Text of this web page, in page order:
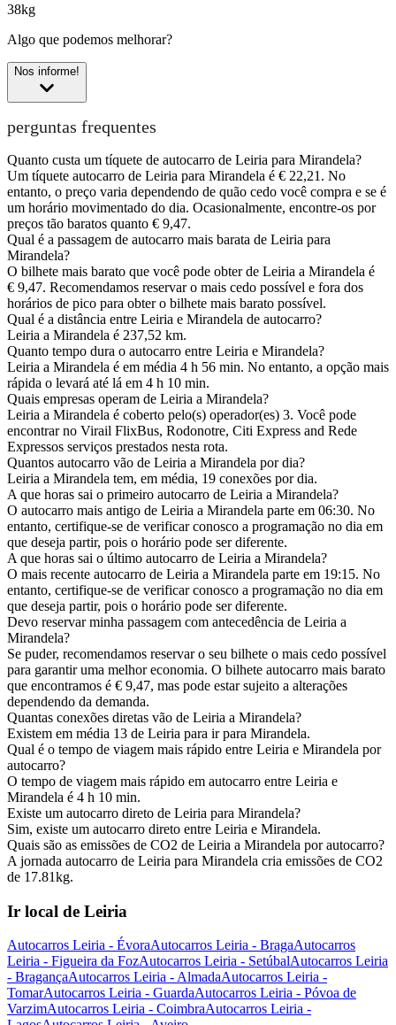
38kg
Algo que podemos melhorar?
Nos informe!
perguntas frequentes
Quanto custa um tíquete de autocarro de Leiria para Mirandela?
Um tíquete autocarro de Leiria para Mirandela é € 22,21. No
entanto, o preço varia dependendo de quão cedo você compra e se é
um horário movimentado do dia. Ocasionalmente, encontre-os por
preços tão baratos quanto € 9,47.
Qual é a passagem de autocarro mais barata de Leiria para
Mirandela?
O bilhete mais barato que você pode obter de Leiria a Mirandela é
€ 9,47. Recomendamos reservar o mais cedo possível e fora dos
horários de pico para obter o bilhete mais barato possível.
Qual é a distância entre Leiria e Mirandela de autocarro?
Leiria a Mirandela é 237,52 km.
Quanto tempo dura o autocarro entre Leiria e Mirandela?
Leiria a Mirandela é em média 4 h 56 min. No entanto, a opção mais
rápida o levará até lá em 4 h 10 min.
Quais empresas operam de Leiria a Mirandela?
Leiria a Mirandela é coberto pelo(s) operador(es) 3. Você pode
encontrar no Virail FlixBus, Rodonotre, Citi Express and Rede
Expressos serviços prestados nesta rota.
Quantos autocarro vão de Leiria a Mirandela por dia?
Leiria a Mirandela tem, em média, 19 conexões por dia.
A que horas sai o primeiro autocarro de Leiria a Mirandela?
O autocarro mais antigo de Leiria a Mirandela parte em 06:30. No
entanto, certifique-se de verificar conosco a programação no dia em
que deseja partir, pois o horário pode ser diferente.
A que horas sai o último autocarro de Leiria a Mirandela?
O mais recente autocarro de Leiria a Mirandela parte em 19:15. No
entanto, certifique-se de verificar conosco a programação no dia em
que deseja partir, pois o horário pode ser diferente.
Devo reservar minha passagem com antecedência de Leiria a
Mirandela?
Se puder, recomendamos reservar o seu bilhete o mais cedo possível
para garantir uma melhor economia. O bilhete autocarro mais barato
que encontramos é € 9,47, mas pode estar sujeito a alterações
dependendo da demanda.
Quantas conexões diretas vão de Leiria a Mirandela?
Existem em média 13 de Leiria para ir para Mirandela.
Qual é o tempo de viagem mais rápido entre Leiria e Mirandela por
autocarro?
O tempo de viagem mais rápido em autocarro entre Leiria e
Mirandela é 4 h 10 min.
Existe um autocarro direto de Leiria para Mirandela?
Sim, existe um autocarro direto entre Leiria e Mirandela.
Quais são as emissões de CO2 de Leiria a Mirandela por autocarro?
A jornada autocarro de Leiria para Mirandela cria emissões de CO2
de 17.81kg.
Ir local de Leiria
Autocarros Leiria - ÉvoraAutocarros Leiria - BragaAutocarros
Leiria - Figueira da FozAutocarros Leiria - SetúbalAutocarros Leiria
- BragançaAutocarros Leiria - AlmadaAutocarros Leiria -
TomarAutocarros Leiria - GuardaAutocarros Leiria - Póvoa de
VarzimAutocarros Leiria - CoimbraAutocarros Leiria -